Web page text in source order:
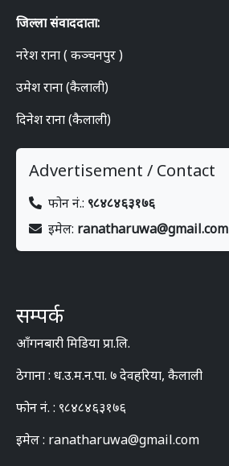
जिल्ला संवाददाता:
नरेश राना ( कञ्चनपुर )
उमेश राना (कैलाली)
दिनेश राना (कैलाली)
Advertisement / Contact
फोन नं.: ९८४८४६३१७६
इमेल: ranatharuwa@gmail.com
सम्पर्क
आँगनबारी मिडिया प्रा.लि.
ठेगाना : ध.उ.म.न.पा. ७ देवहरिया, कैलाली
फोन नं. : ९८४८४६३१७६
इमेल : ranatharuwa@gmail.com